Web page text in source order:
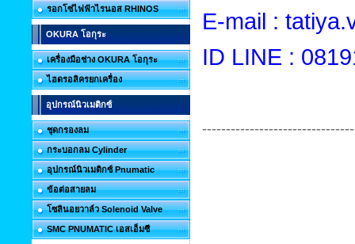
รอกโซ่ไฟฟ้าไรนอส RHINOS
OKURA โอกุระ
เครื่องมือช่าง OKURA โอกุระ
ไฮดรอลิครยกเครื่อง
อุปกรณ์นิวเมติกซ์
ชุดกรองลม
กระบอกลม Cylinder
อุปกรณ์นิวเมติกซ์ Pnumatic
ข้อต่อสายลม
โซลินอยวาล์ว Solenoid Valve
SMC PNUMATIC เอสเอ็มซี
E-mail :
ID LINE :